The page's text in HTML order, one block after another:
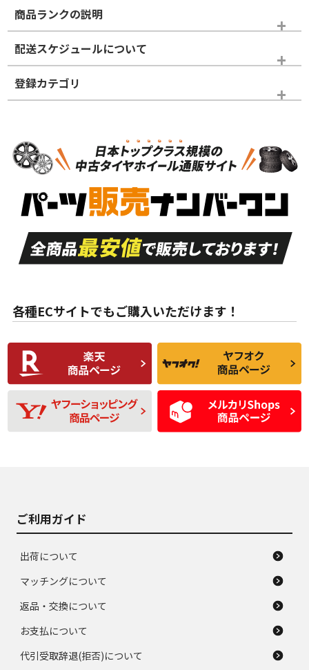
商品ランクの説明
※商品ランクは出品者の主観により判断しておりますので、あら
かじめご了承ください。
ホイールランク
S
品）
S
新車外し品（新古
付き
A
走行距離も少なく、
目立つ傷もほとんど
ない中古品
A
走行距離も少なく、
非常に状態の良い中
古品
な中古品
んどない中古品
C
比較的きれいな中古
品
C
られるが、使用に問
題のない中古品
D
使用感や目立つ傷が
あり、一般的な中古
品
D
残り溝も少なく、偏
磨耗がみられ、短期
間使用できるくらい
の中古品
配送スケジュールについて
登録カテゴリ
スタッドレスタイヤホイールセット
各種ECサイトでもご購入いただけます！
ご利用ガイド
出荷について
マッチングについて
返品・交換について
お支払について
代引受取辞退(拒否)について